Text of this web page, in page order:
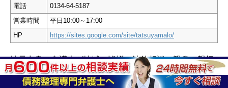
電話
0134-64-5187
営業時間
平日10:00～17:00
HP
https://sites.google.com/site/tatsuyamalo/
地元出身の弁護士が地域の皆様の法律相談に親身に親切
に相談に応じます。
東日本大震災を踏まえ震災関連および原発事故関連のご